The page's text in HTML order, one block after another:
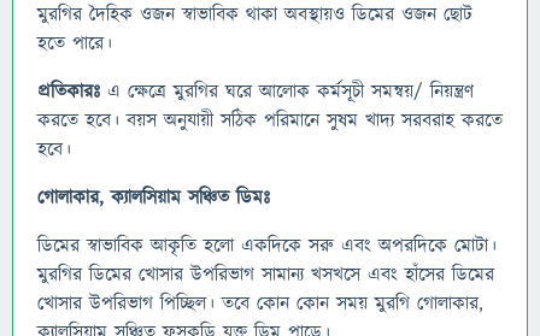
মুরগির দৈহিক ওজন স্বাভাবিক থাকা অবস্থায়ও ডিমের ওজন ছোট
হতে পারে।
প্রতিকারঃ এ ক্ষেত্রে মুরগির ঘরে আলোক কর্মসূচী সমন্বয়/ নিয়ন্ত্রণ
করতে হবে। বয়স অনুযায়ী সঠিক পরিমানে সুষম খাদ্য সরবরাহ করতে
হবে।
গোলাকার, ক্যালসিয়াম সঞ্চিত ডিমঃ
ডিমের স্বাভাবিক আকৃতি হলো একদিকে সরু এবং অপরদিকে মোটা।
মুরগির ডিমের খোসার উপরিভাগ সামান্য খসখসে এবং হাঁসের ডিমের
খোসার উপরিভাগ পিচ্ছিল। তবে কোন কোন সময় মুরগি গোলাকার,